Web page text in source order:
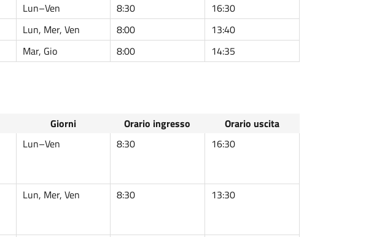
Lun–Ven 8:30
16:30
Lun, Mer, Ven 8:00
13:40
Mar, Gio 8:00 14:35
Giorni Orario ingresso
Orario uscita
Lun–Ven 8:30 16:30
Lun, Mer, Ven 8:30 13:30